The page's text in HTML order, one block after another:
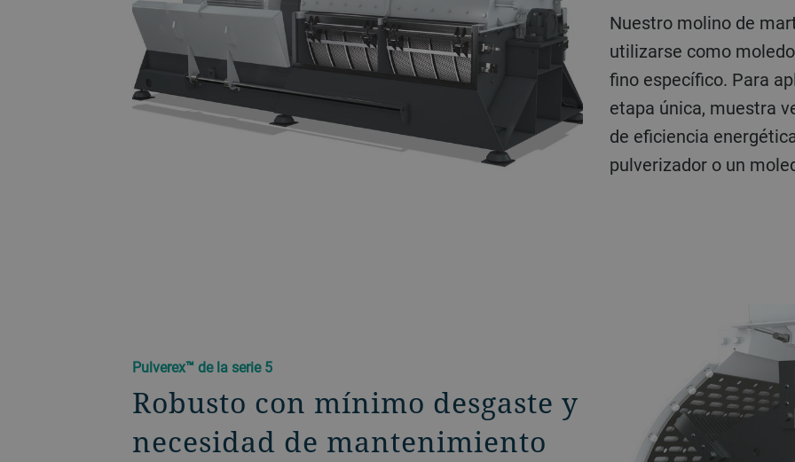
Nuestro molino de
utilizarse como
fino específico. Para
etapa única, muestra
de eficiencia
pulverizador o un
Pulverex™ de la serie 5
Robusto con mínimo desgaste y
necesidad de mantenimiento